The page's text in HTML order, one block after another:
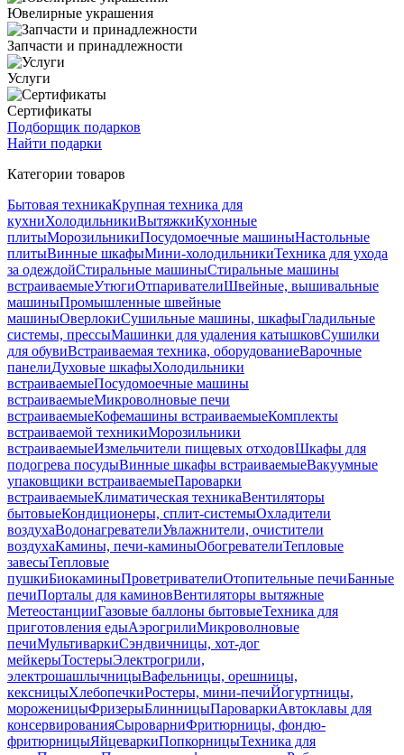
Ювелирные украшения
Запчасти и принадлежности
Услуги
Сертификаты
Подборщик подарков
Найти подарки
Категории товаров
Бытовая техникаКрупная техника для
кухниХолодильникиВытяжкиКухонные
плитыМорозильникиПосудомоечные машиныНастольные
плитыВинные шкафыМини-холодильникиТехника для ухода
за одеждойСтиральные машиныСтиральные машины
встраиваемыеУтюгиОтпаривателиШвейные, вышивальные
машиныПромышленные швейные
машиныОверлокиСушильные машины, шкафыГладильные
системы, прессыМашинки для удаления катышковСушилки
для обувиВстраиваемая техника, оборудованиеВарочные
панелиДуховые шкафыХолодильники
встраиваемыеПосудомоечные машины
встраиваемыеМикроволновые печи
встраиваемыеКофемашины встраиваемыеКомплекты
встраиваемой техникиМорозильники
встраиваемыеИзмельчители пищевых отходовШкафы для
подогрева посудыВинные шкафы встраиваемыеВакуумные
упаковщики встраиваемыеПароварки
встраиваемыеКлиматическая техникаВентиляторы
бытовыеКондиционеры, сплит-системыОхладители
воздухаВодонагревателиУвлажнители, очистители
воздухаКамины, печи-каминыОбогревателиТепловые
завесыТепловые
пушкиБиокаминыПроветривателиОтопительные печиБанные
печиПорталы для каминовВентиляторы вытяжные
МетеостанцииГазовые баллоны бытовыеТехника для
приготовления едыАэрогрилиМикроволновые
печиМультиваркиСэндвичницы, хот-дог
мейкерыТостерыЭлектрогрили,
электрошашлычницыВафельницы, орешницы,
кексницыХлебопечкиРостеры, мини-печиЙогуртницы,
мороженицыФризерыБлинницыПароваркиАвтоклавы для
консервированияСыроварниФритюрницы, фондю-
фритюрницыЯйцеваркиПопкорницыТехника для